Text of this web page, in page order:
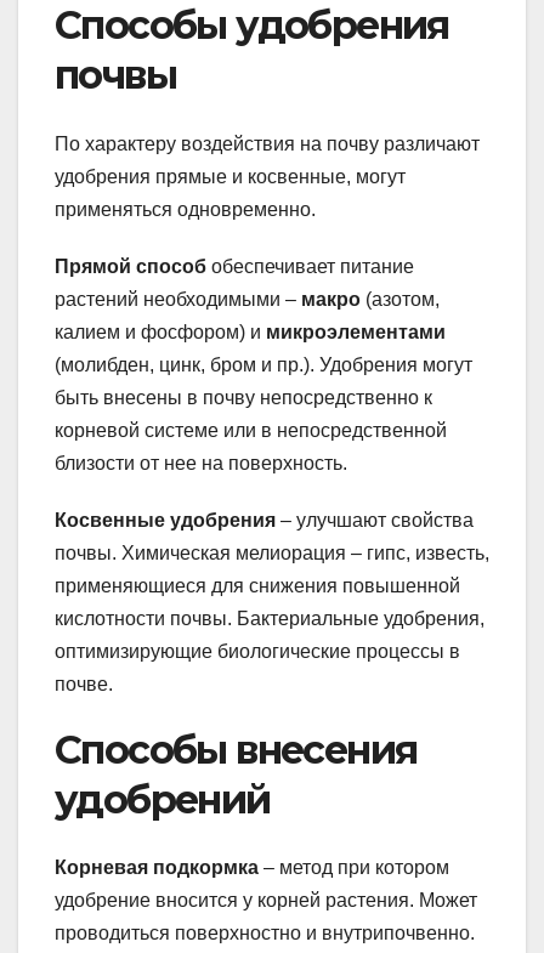
Способы удобрения
почвы
По характеру воздействия на почву различают
удобрения прямые и косвенные, могут
применяться одновременно.
Прямой способ обеспечивает питание
растений необходимыми – макро (азотом,
калием и фосфором) и микроэлементами
(молибден, цинк, бром и пр.). Удобрения могут
быть внесены в почву непосредственно к
корневой системе или в непосредственной
близости от нее на поверхность.
Косвенные удобрения – улучшают свойства
почвы. Химическая мелиорация – гипс, известь,
применяющиеся для снижения повышенной
кислотности почвы. Бактериальные удобрения,
оптимизирующие биологические процессы в
почве.
Способы внесения
удобрений
Корневая подкормка – метод при котором
удобрение вносится у корней растения. Может
проводиться поверхностно и внутрипочвенно.